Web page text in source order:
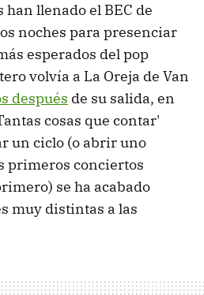
llenado el BEC de
noches para presenciar
esperados del pop
volvía a La Oreja de Van
después de su salida, en
cosas que contar'
un ciclo (o abrir uno
primeros conciertos
se ha acabado
muy distintas a las